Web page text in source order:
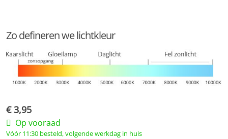
Product serie
Ping Pong Peer
Duurzaamheid
Levensduur
Levensduur L90
15000 u
Zo defineren we lichtkleur
€3,95
Op vooraad
Vóór 11:30 besteld, volgende werkdag in huis